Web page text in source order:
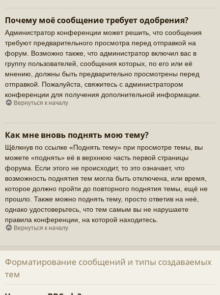
Почему моё сообщение требует одобрения?
Администратор конференции может решить, что сообщения
требуют предварительного просмотра перед отправкой на
форум. Возможно также, что администратор включил вас в
группу пользователей, сообщения которых, по его или её
мнению, должны быть предварительно просмотрены перед
отправкой. Пожалуйста, свяжитесь с администратором
конференции для получения дополнительной информации.
Вернуться к началу
Как мне вновь поднять мою тему?
Щёлкнув по ссылке «Поднять тему» при просмотре темы, вы
можете «поднять» её в верхнюю часть первой страницы
форума. Если этого не происходит, то это означает, что
возможность поднятия тем могла быть отключена, или время,
которое должно пройти до повторного поднятия темы, ещё не
прошло. Также можно поднять тему, просто ответив на неё,
однако удостоверьтесь, что тем самым вы не нарушаете
правила конференции, на которой находитесь.
Вернуться к началу
Форматирование сообщений и типы создаваемых
тем